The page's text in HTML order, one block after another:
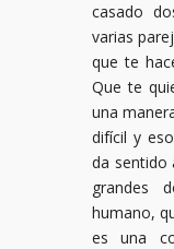
casado
varias
que te
Que te
una
difícil y
da sentido
grandes
humano,
es una